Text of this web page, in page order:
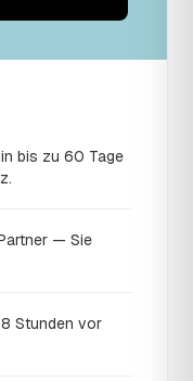
bis zu 60 Tage
— Sie
Stunden vor